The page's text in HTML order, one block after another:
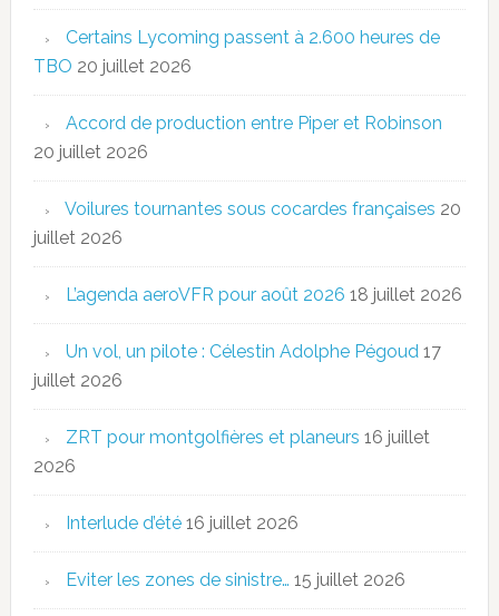
Certains Lycoming passent à 2.600 heures de
TBO 20 juillet 2026
Accord de production entre Piper et Robinson
20 juillet 2026
Voilures tournantes sous cocardes françaises 20
juillet 2026
L’agenda aeroVFR pour août 2026 18 juillet 2026
Un vol, un pilote : Célestin Adolphe Pégoud 17
juillet 2026
ZRT pour montgolfières et planeurs 16 juillet
2026
Interlude d’été 16 juillet 2026
Eviter les zones de sinistre… 15 juillet 2026